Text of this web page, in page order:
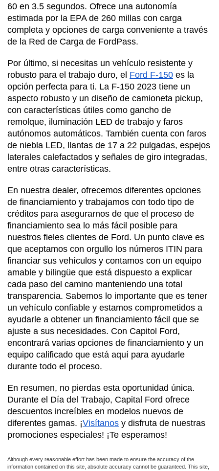
60 en 3.5 segundos. Ofrece una autonomía
estimada por la EPA de 260 millas con carga
completa y opciones de carga conveniente a través
de la Red de Carga de FordPass.
Por último, si necesitas un vehículo resistente y
robusto para el trabajo duro, el Ford F-150 es la
opción perfecta para ti. La F-150 2023 tiene un
aspecto robusto y un diseño de camioneta pickup,
con características útiles como gancho de
remolque, iluminación LED de trabajo y faros
autónomos automáticos. También cuenta con faros
de niebla LED, llantas de 17 a 22 pulgadas, espejos
laterales calefactados y señales de giro integradas,
entre otras características.
En nuestra dealer, ofrecemos diferentes opciones
de financiamiento y trabajamos con todo tipo de
créditos para asegurarnos de que el proceso de
financiamiento sea lo más fácil posible para
nuestros fieles clientes de Ford. Un punto clave es
que aceptamos con orgullo los números ITIN para
financiar sus vehículos y contamos con un equipo
amable y bilingüe que está dispuesto a explicar
cada paso del camino manteniendo una total
transparencia. Sabemos lo importante que es tener
un vehículo confiable y estamos comprometidos a
ayudarle a obtener un financiamiento fácil que se
ajuste a sus necesidades. Con Capitol Ford,
encontrará varias opciones de financiamiento y un
equipo calificado que está aquí para ayudarle
durante todo el proceso.
En resumen, no pierdas esta oportunidad única.
Durante el Día del Trabajo, Capital Ford ofrece
descuentos increíbles en modelos nuevos de
diferentes gamas. ¡Visítanos y disfruta de nuestras
promociones especiales! ¡Te esperamos!
Although every reasonable effort has been made to ensure the accuracy of the
information contained on this site, absolute accuracy cannot be guaranteed. This site,